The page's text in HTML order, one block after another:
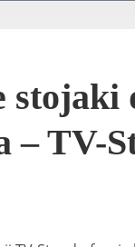
stojaki
– TV-